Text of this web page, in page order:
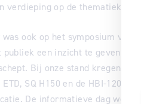
verdieping op de thematiek in
was ook op het symposium
een inzicht te geven in
Bij onze stand kregen
SQ H150 en de HBI-120.
De informatieve dag werd